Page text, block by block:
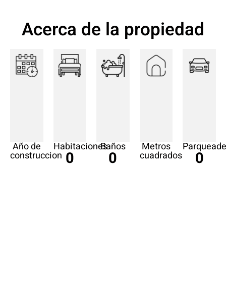
Acerca de la propiedad
Año de
construccion
Habitaciones
0
Baños
0
Metros
cuadrados 0